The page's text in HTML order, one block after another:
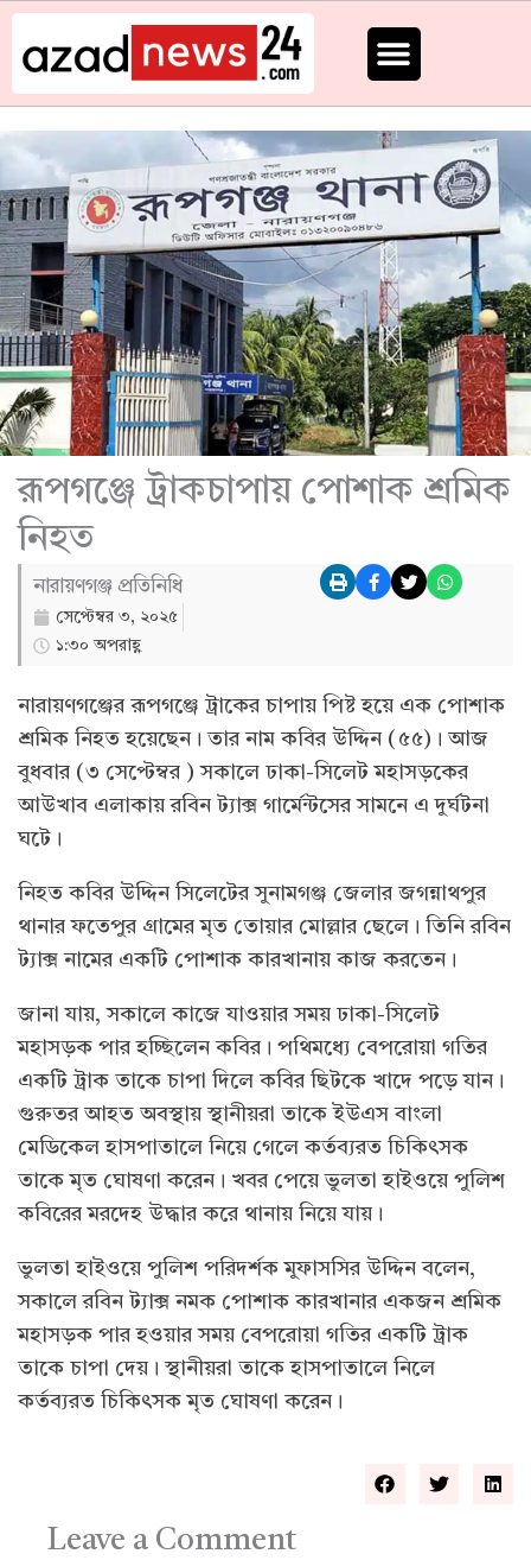
Skip
content
রূপগঞ্জে ট্রাকচাপায় পোশাক শ্রমিক
নিহত
নারায়ণগঞ্জ প্রতিনিধি
সেপ্টেম্বর ৩, ২০২৫
১:৩০ অপরাহ্ণ
নারায়ণগঞ্জের রূপগঞ্জে ট্রাকের চাপায় পিষ্ট হয়ে এক পোশাক
শ্রমিক নিহত হয়েছেন। তার নাম কবির উদ্দিন (৫৫)। আজ
বুধবার (৩ সেপ্টেম্বর ) সকালে ঢাকা-সিলেট মহাসড়কের
আউখাব এলাকায় রবিন ট্যাক্স গার্মেন্টসের সামনে এ দুর্ঘটনা
ঘটে।
নিহত কবির উদ্দিন সিলেটের সুনামগঞ্জ জেলার জগন্নাথপুর
থানার ফতেপুর গ্রামের মৃত তোয়ার মোল্লার ছেলে। তিনি রবিন
ট্যাক্স নামের একটি পোশাক কারখানায় কাজ করতেন।
জানা যায়, সকালে কাজে যাওয়ার সময় ঢাকা-সিলেট
মহাসড়ক পার হচ্ছিলেন কবির। পথিমধ্যে বেপরোয়া গতির
একটি ট্রাক তাকে চাপা দিলে কবির ছিটকে খাদে পড়ে যান।
গুরুতর আহত অবস্থায় স্থানীয়রা তাকে ইউএস বাংলা
মেডিকেল হাসপাতালে নিয়ে গেলে কর্তব্যরত চিকিৎসক
তাকে মৃত ঘোষণা করেন। খবর পেয়ে ভুলতা হাইওয়ে পুলিশ
কবিরের মরদেহ উদ্ধার করে থানায় নিয়ে যায়।
ভুলতা হাইওয়ে পুলিশ পরিদর্শক মুফাসসির উদ্দিন বলেন,
সকালে রবিন ট্যাক্স নমক পোশাক কারখানার একজন শ্রমিক
মহাসড়ক পার হওয়ার সময় বেপরোয়া গতির একটি ট্রাক
তাকে চাপা দেয়। স্থানীয়রা তাকে হাসপাতালে নিলে
কর্তব্যরত চিকিৎসক মৃত ঘোষণা করেন।
Leave a Comment